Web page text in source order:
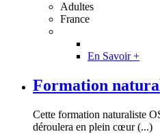
Adultes
France
En Savoir +
Formation
Cette formation naturaliste
déroulera en plein cœur (...)